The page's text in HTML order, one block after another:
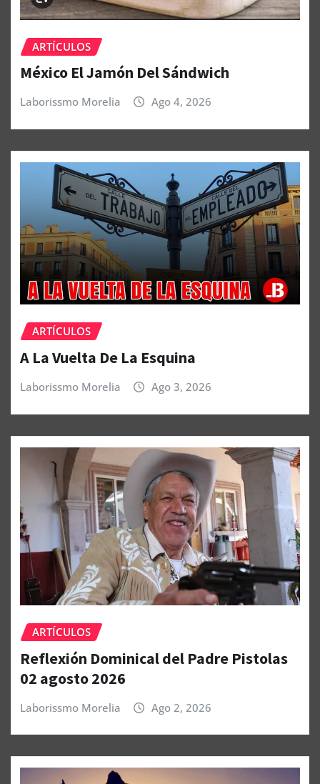
ARTÍCULOS
México El Jamón Del Sándwich
Laborissmo Morelia Ago 4, 2026
ARTÍCULOS
A La Vuelta De La Esquina
Laborissmo Morelia Ago 3, 2026
ARTÍCULOS
Reflexión Dominical del Padre Pistolas
02 agosto 2026
Laborissmo Morelia Ago 2, 2026